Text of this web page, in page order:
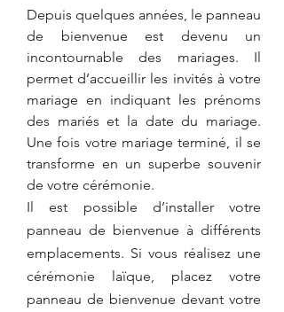
Depuis quelques années, le panneau
de bienvenue est devenu un
incontournable des mariages. Il
permet d’accueillir les invités à votre
mariage en indiquant les prénoms
des mariés et la date du mariage.
Une fois votre mariage terminé, il se
transforme en un superbe souvenir
de votre cérémonie.
Il est possible d’installer votre
panneau de bienvenue à différents
emplacements. Si vous réalisez une
cérémonie laïque, placez votre
panneau de bienvenue devant votre